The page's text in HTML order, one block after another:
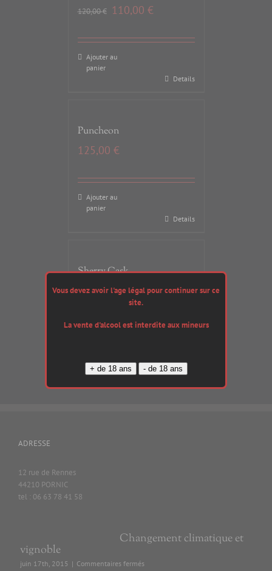
120,00€ 110,00 €
Ajouter au
panier
Details
Puncheon
125,00 €
Ajouter au
panier
Details
Sherry Cask
180,00€
ADRESSE
12 rue de Rennes
44210 PORNIC
tel : 06 63 78 41 58
Changement climatique et
vignoble
juin 17th, 2015 | Commentaires fermés
Vous devez avoir l'age légal pour continuer sur ce
site.
La vente d'alcool est interdite aux mineurs